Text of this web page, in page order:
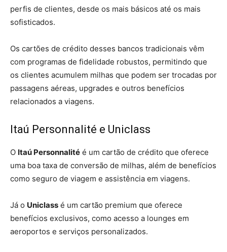
perfis de clientes, desde os mais básicos até os mais
sofisticados.
Os cartões de crédito desses bancos tradicionais vêm
com programas de fidelidade robustos, permitindo que
os clientes acumulem milhas que podem ser trocadas por
passagens aéreas, upgrades e outros benefícios
relacionados a viagens.
Itaú Personnalité e Uniclass
O Itaú Personnalité é um cartão de crédito que oferece
uma boa taxa de conversão de milhas, além de benefícios
como seguro de viagem e assistência em viagens.
Já o Uniclass é um cartão premium que oferece
benefícios exclusivos, como acesso a lounges em
aeroportos e serviços personalizados.